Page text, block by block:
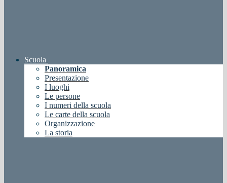
Scuola
Panoramica
Presentazione
I luoghi
Le persone
I numeri della scuola
Le carte della scuola
Organizzazione
La storia